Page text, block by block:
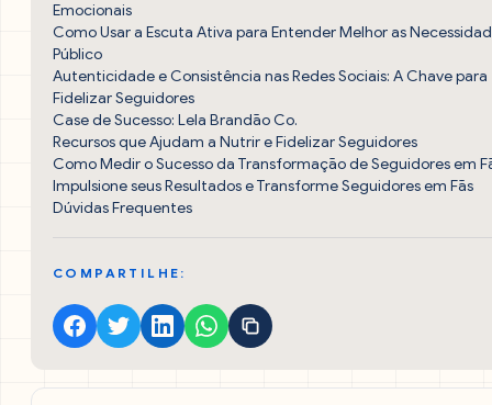
Emocionais
Como Usar a Escuta Ativa para Entender Melhor as
Público
Autenticidade e Consistência nas Redes Sociais: A Chave para
Fidelizar Seguidores
Case de Sucesso: Lela Brandão Co.
Recursos que Ajudam a Nutrir e Fidelizar Seguidores
Como Medir o Sucesso da Transformação de Seguidores em
Impulsione seus Resultados e Transforme Seguidores em Fãs
Dúvidas Frequentes
COMPARTILHE: